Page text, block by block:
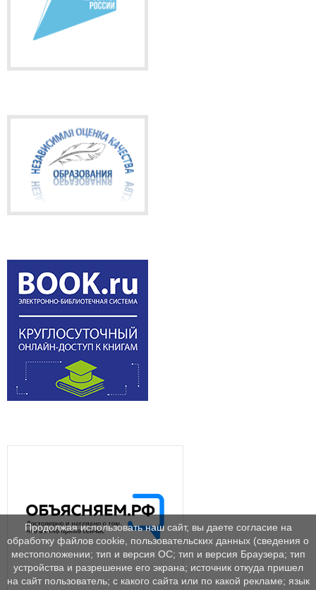
Продолжая использовать наш сайт, вы даете согласие на
обработку файлов cookie, пользовательских данных (сведения о
местоположении; тип и версия ОС; тип и версия Браузера; тип
устройства и разрешение его экрана; источник откуда пришел
на сайт пользователь; с какого сайта или по какой рекламе; язык